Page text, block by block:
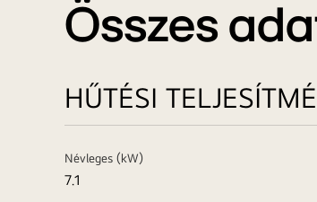
Összes
HŰTÉSI
Névleges (kW)
7.1